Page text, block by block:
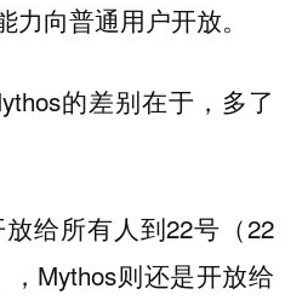
力向普通用户开放。
的差别在于，多了
给所有人到22号（22
Mythos则还是开放给